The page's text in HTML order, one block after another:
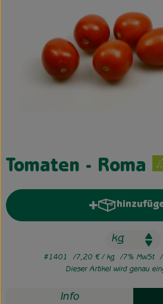
Unsere Hofkiste
Über uns
Neues vom Hof
Tomaten - Roma
#1401 7,20 €/ kg 7% MwSt
Dieser Artikel wird genau
Info